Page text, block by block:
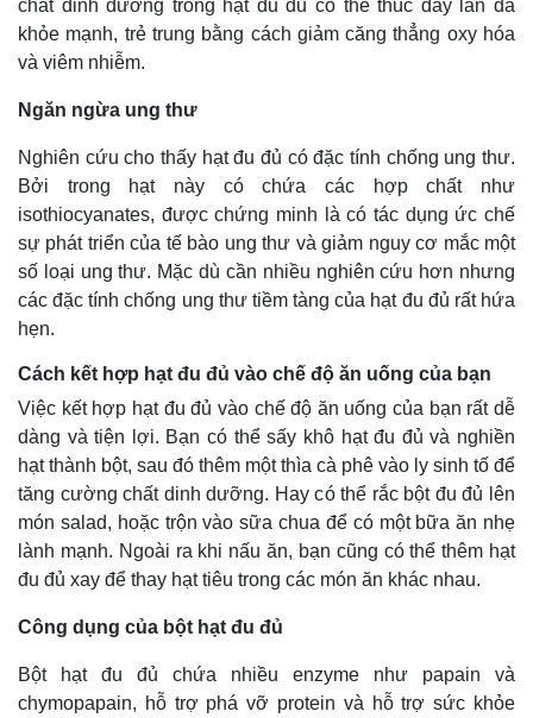
Kinh tế
Bất động sản
Khởi nghiệp
Tỷ giá
Chứng khoán
Giá cà phê
chất dinh dưỡng trong hạt đu đủ có thể thúc đẩy làn da
khỏe mạnh, trẻ trung bằng cách giảm căng thẳng oxy hóa
và viêm nhiễm.
Ngăn ngừa ung thư
Nghiên cứu cho thấy hạt đu đủ có đặc tính chống ung thư.
Bởi trong hạt này có chứa các hợp chất như
isothiocyanates, được chứng minh là có tác dụng ức chế
sự phát triển của tế bào ung thư và giảm nguy cơ mắc một
số loại ung thư. Mặc dù cần nhiều nghiên cứu hơn nhưng
các đặc tính chống ung thư tiềm tàng của hạt đu đủ rất hứa
hẹn.
Cách kết hợp hạt đu đủ vào chế độ ăn uống của bạn
Việc kết hợp hạt đu đủ vào chế độ ăn uống của bạn rất dễ
dàng và tiện lợi. Bạn có thể sấy khô hạt đu đủ và nghiền
hạt thành bột, sau đó thêm một thìa cà phê vào ly sinh tố để
tăng cường chất dinh dưỡng. Hay có thể rắc bột đu đủ lên
món salad, hoặc trộn vào sữa chua để có một bữa ăn nhẹ
lành mạnh. Ngoài ra khi nấu ăn, bạn cũng có thể thêm hạt
đu đủ xay để thay hạt tiêu trong các món ăn khác nhau.
Công dụng của bột hạt đu đủ
Bột hạt đu đủ chứa nhiều enzyme như papain và
chymopapain, hỗ trợ phá vỡ protein và hỗ trợ sức khỏe